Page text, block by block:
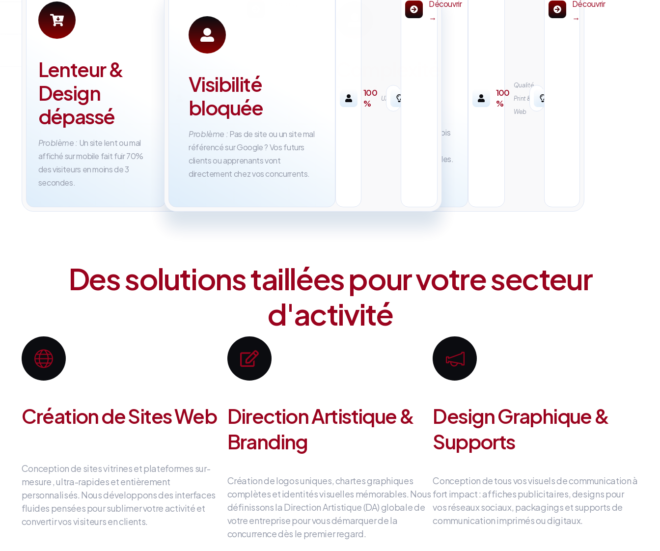
Lenteur &
Design
dépassé
Problème : Un site lent ou mal
affiché sur mobile fait fuir 70%
des visiteurs en moins de 3
secondes.
100
%
Sur-
mesure
Visibilité
bloquée
Problème :Pas de site ou un site mal
référencé sur Google ? Vos futurs
clients ou apprenants vont
directement chez vos concurrents.
100
%
UX/UI
Découvrir
→
inutile
traditionnelles qui mettent 6 mois
abonnements incompréhensibles.
100
%
Qualité
Print &
Web
Découvrir
→
Des solutions taillées pour votre secteur
d'activité
Création de Sites Web
Conception de sites vitrines et plateformes sur-
mesure, ultra-rapides et entièrement
personnalisés. Nous développons des interfaces
fluides pensées pour sublimer votre activité et
convertir vos visiteurs en clients.
Direction Artistique &
Branding
Création de logos uniques, chartes graphiques
complètes et identités visuelles mémorables. Nous
définissons la Direction Artistique (DA) globale de
votre entreprisepour vous démarquer de la
concurrence dès le premier regard.
Design Graphique &
Supports
Conception de tous vos visuels de communication à
fort impact: affiches publicitaires, designs pour
vos réseaux sociaux, packagings et supports de
communication imprimés ou digitaux.